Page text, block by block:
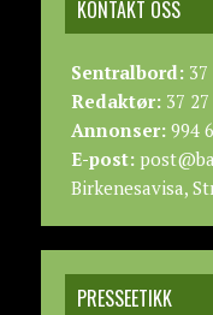
KONTAKT OSS
Sentralbord:37
Redaktør:37 27
Annonser:994
E-post:
Birkenesavisa,
PRESSEETIKK